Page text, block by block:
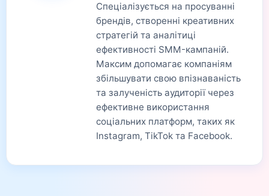
Спеціалізується на просуванні
брендів, створенні креативних
стратегій та аналітиці
ефективності SMM-кампаній.
Максим допомагає компаніям
збільшувати свою впізнаваність
та залученість аудиторії через
ефективне використання
соціальних платформ, таких як
Instagram, TikTok та Facebook.